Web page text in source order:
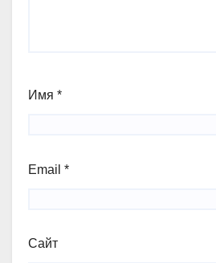
Имя *
Email *
Сайт